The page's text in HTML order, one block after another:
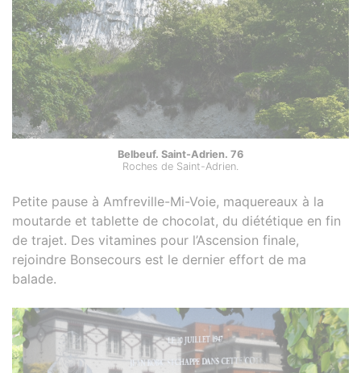
Belbeuf. Saint-Adrien. 76
Roches de Saint-Adrien.
Petite pause à Amfreville-Mi-Voie, maquereaux à la
moutarde et tablette de chocolat, du diététique en fin
de trajet. Des vitamines pour l’Ascension finale,
rejoindre Bonsecours est le dernier effort de ma
balade.